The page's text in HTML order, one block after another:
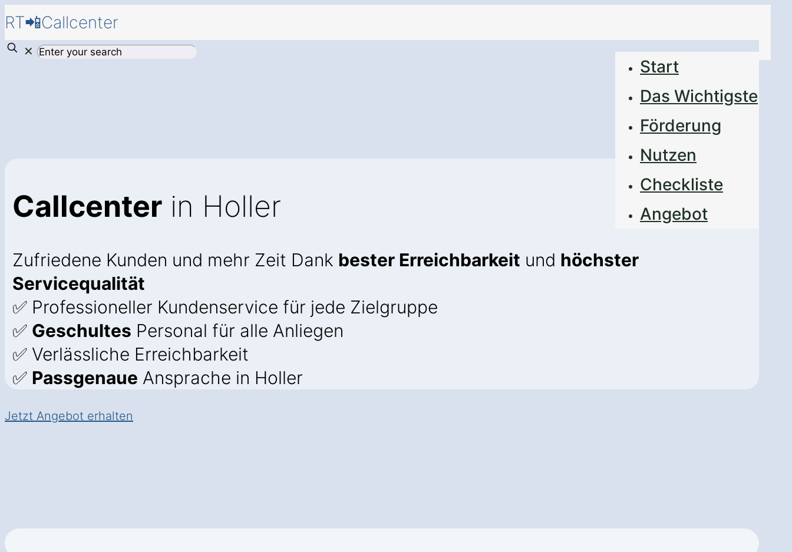
RT📲Callcenter
Start
Das Wichtigste
Förderung
Nutzen
Checkliste
Angebot
✕
Callcenter in Holler
Zufriedene Kunden und mehr Zeit Dank bester Erreichbarkeit und höchster
Servicequalität
✅ Professioneller Kundenservice für jede Zielgruppe
✅ Geschultes Personal für alle Anliegen
✅ Verlässliche Erreichbarkeit
✅ Passgenaue Ansprache in Holler
Jetzt Angebot erhalten